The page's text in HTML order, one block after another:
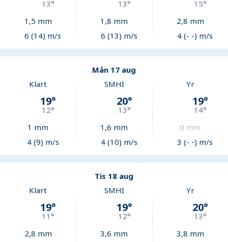
13°
1,5 mm
6 (14) m/s
13°
1,8 mm
6 (13) m/s
15°
2,8 mm
4 (- -) m/s
Mån 17 aug
Klart
19°
12°
1 mm
4 (9) m/s
SMHI
20°
13°
1,6 mm
4 (10) m/s
Yr
19°
14°
0 mm
3 (- -) m/s
Tis 18 aug
Klart
19°
11°
2,8 mm
SMHI
19°
12°
3,6 mm
Yr
20°
13°
3,8 mm